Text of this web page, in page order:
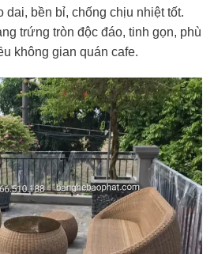
dai, bền bỉ, chống chịu nhiệt tốt.
trứng tròn độc đáo, tinh gọn, phù
không gian quán cafe.